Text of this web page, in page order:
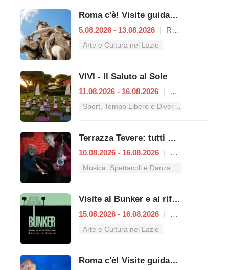
Roma c'è! Visite guidate (anche per bambini) dal 5 al 13 agosto 2026
5.08.2026 - 13.08.2026 | Roma
Arte e Cultura nel Lazio
VIVI - Il Saluto al Sole
11.08.2026 - 16.08.2026 |
Terrazza Tevere: tutti gli appuntamenti dal 10 al 16 agosto
10.08.2026 - 16.08.2026 |
Visite al Bunker e ai rifugi antiaerei
15.08.2026 - 16.08.2026 |
Arte e Cultura nel Lazio
Roma c'è! Visite guidate (anche per bambini) dal 13 al 20 agosto 2026